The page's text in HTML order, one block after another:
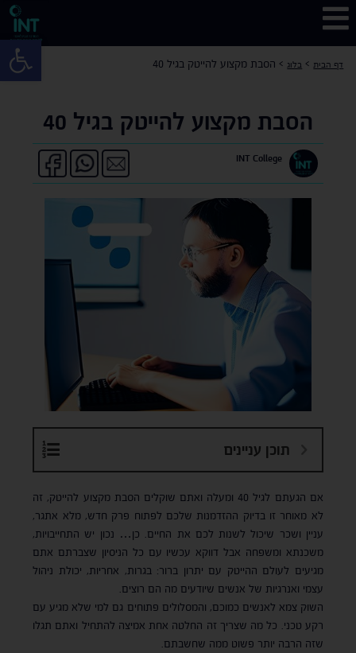
דף הבית > בלוג > הסבת מקצוע להייטק בגיל 40
הסבת מקצוע להייטק בגיל 40
INT College
תוכן עניינים
אם הגעתם לגיל 40 ומעלה ואתם שוקלים הסבת מקצוע להייטק, זה
לא מאוחר זו בדיוק ההזדמנות שלכם לפתוח פרק חדש, מלא אתגר,
עניין ושכר שיכול לשנות לכם את החיים. כן… נכון יש התחייבויות,
משכנתא ומשפחה אבל דווקא עכשיו עם כל הניסיון שצברתם אתם
מגיעים לעולם ההייטק עם יתרון ברור: בגרות, אחריות, יכולת ניהול
עצמי ואנרגיות של אנשים שיודעים מה הם רוצים.
השוק צמא לאנשים כמוכם, והמסלולים פתוחים גם למי שלא מגיע עם
רקע טכני. כל מה שצריך זה החלטה אחת אמיצה להתחיל ואתם תגלו
שזה הרבה יותר פשוט ממה שחשבתם.